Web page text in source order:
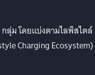
กลุ่ม โดยแบ่งตามไลฟ์สไตล์
Charging Ecosystem)